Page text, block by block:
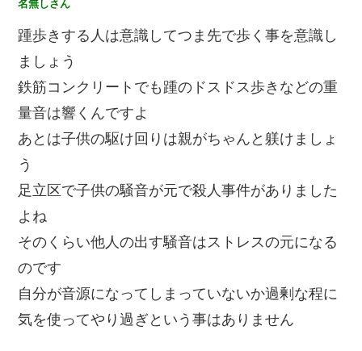
名無しさん
踵歩きする人は意識してつま先で歩く事を意識し
ましょう
鉄筋コンクリートでも踵のドスドス歩きなどの重
量音は響くんですよ
あとは子供の駆け回りは親がちゃんと躾けましょ
う
足立区で子供の騒音が元で殺人事件がありました
よね
そのくらい他人の出す騒音はストレスの元になる
のです
自分が音源になってしまっていないか過剰な程に
気を使ってやり過ぎという事はありません